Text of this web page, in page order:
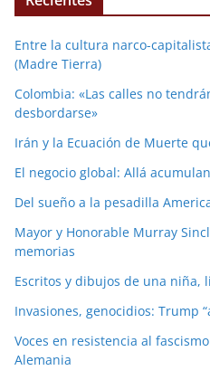
Entre la cultura narco-
(Madre Tierra)
Colombia: «Las calles no
desbordarse»
Irán y la Ecuación de Muerte
El negocio global: Allá
Del sueño a la pesadilla
Mayor y Honorable Murray
memorias
Escritos y dibujos de una niña,
Invasiones, genocidios: Trump
Voces en resistencia al
Alemania